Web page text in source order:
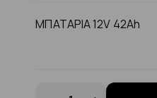
ΜΠΑΤΑΡΙΑ 12V 42Ah